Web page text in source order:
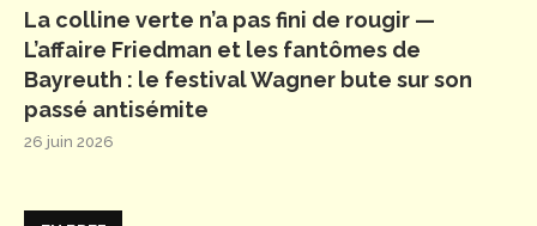
La colline verte n’a pas fini de rougir —
L’affaire Friedman et les fantômes de
Bayreuth : le festival Wagner bute sur son
passé antisémite
26 juin 2026